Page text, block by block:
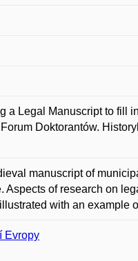
Legal Manuscript to fill
Doktorantów.
manuscript of
of research on
with an example
Evropy